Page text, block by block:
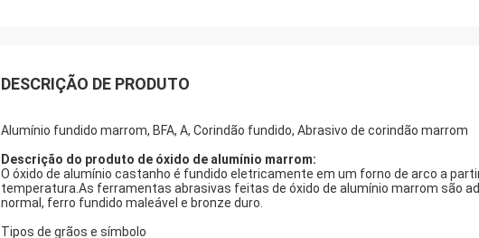
DESCRIÇÃO DE PRODUTO
Alumínio fundido marrom, BFA, A, Corindão fundido, Abrasivo de corindão marrom
Descrição do produto de óxido de alumínio marrom:
O óxido de alumínio castanho é fundido eletricamente em um forno de arco a
temperatura.As ferramentas abrasivas feitas de óxido de alumínio marrom são
normal, ferro fundido maleável e bronze duro.
Tipos de grãos e símbolo